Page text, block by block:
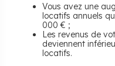
Vous avez une
locatifs annuels
000 € ;
Les revenus de
deviennent
locatifs.